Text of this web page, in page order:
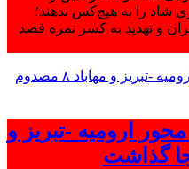
شاد را به هیچ‌کس ندهند؛
و تهدید به کسر نمره قصد
ارومیه -تبریز و